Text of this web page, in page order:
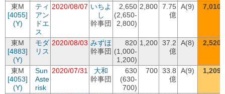
東M
[4055]
(Y)
ティ
アン
ドエ
ス
2020/08/07 いちよ
し
幹事団
2,650
(2,650-
2,800)
2,800 7.75
億
A(9) 7,010
東M
[4883]
(Y)
モダ
リス
2020/08/03 みずほ
幹事団
820
(1,000-
1,200)
1,200 37.2
億
A(8) 2,520
東M
[4053]
(Y)
Sun
Aste
risk
2020/07/31
大和
幹事団
630
(630-
700)
700 33.8
億
A(9) 1,209